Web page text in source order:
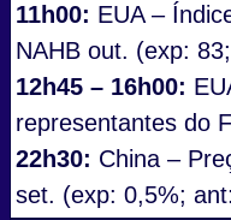
11h00: EUA –
NAHB out. (exp:
12h45 – 16h00:
representantes do
22h30: China –
set. (exp: 0,5%;